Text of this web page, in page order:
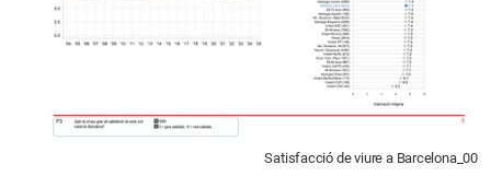
Satisfacció de viure a Barcelona_00